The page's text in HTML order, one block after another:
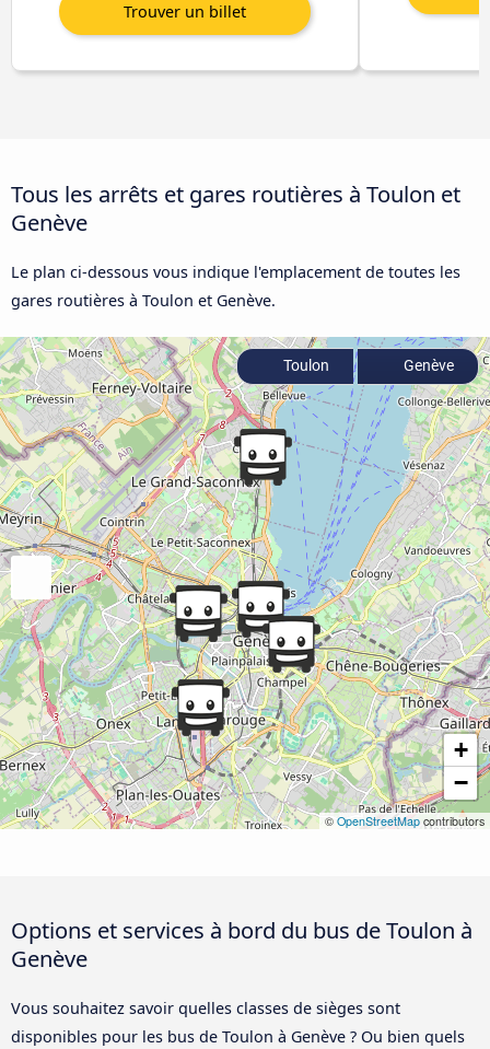
Tous les arrêts et gares routières à Toulon et
Genève
Le plan ci-dessous vous indique l'emplacement de toutes les
gares routières à Toulon et Genève.
+
−
© OpenStreetMap contributors
Toulon Genève
Options et services à bord du bus de Toulon à
Genève
Vous souhaitez savoir quelles classes de sièges sont
disponibles pour les bus de Toulon à Genève ? Ou bien quels